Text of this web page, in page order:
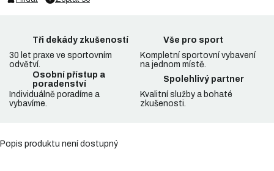
Tři dekády zkušeností
30 let praxe ve sportovním
odvětví.
Vše pro sport
Kompletní sportovní vybavení
na jednom místě.
Osobní přístup a
poradenství
Individuálně poradíme a
vybavíme.
Spolehlivý partner
Kvalitní služby a bohaté
zkušenosti.
Popis produktu není dostupný